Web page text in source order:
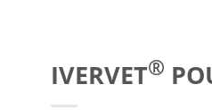
IVERVET®